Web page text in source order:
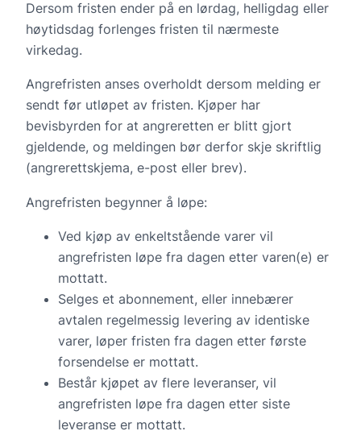
Dersom fristen ender på en lørdag, helligdag eller
høytidsdag forlenges fristen til nærmeste
virkedag.
Angrefristen anses overholdt dersom melding er
sendt før utløpet av fristen. Kjøper har
bevisbyrden for at angreretten er blitt gjort
gjeldende, og meldingen bør derfor skje skriftlig
(angrerettskjema, e-post eller brev).
Angrefristen begynner å løpe:
Ved kjøp av enkeltstående varer vil
angrefristen løpe fra dagen etter varen(e) er
mottatt.
Selges et abonnement, eller innebærer
avtalen regelmessig levering av identiske
varer, løper fristen fra dagen etter første
forsendelse er mottatt.
Består kjøpet av flere leveranser, vil
angrefristen løpe fra dagen etter siste
leveranse er mottatt.